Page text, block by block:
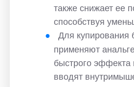
также снижает ее
способствуя
Для купирования
применяют
быстрого эффекта
вводят